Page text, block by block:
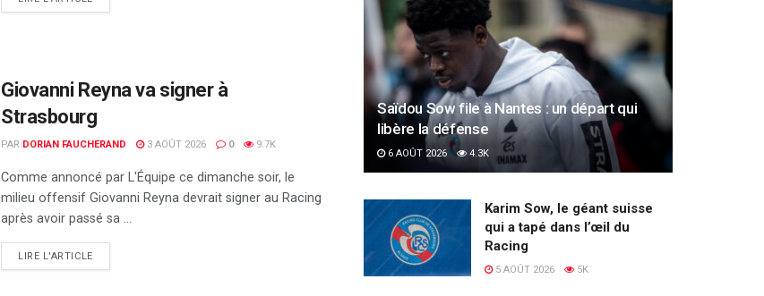
Giovanni Reyna va signer à
Strasbourg
PAR DORIAN FAUCHERAND 3 AOÛT 2026 0 9.7K
Comme annoncé par L'Équipe ce dimanche soir, le
milieu offensif Giovanni Reyna devrait signer au Racing
après avoir passé sa ...
LIRE L'ARTICLEDETAILS
Saïdou Sow file à Nantes : un départ qui
libère la défense
6 AOÛT 2026 4.3K
Karim Sow, le géant suisse
qui a tapé dans l’œil du
Racing
5 AOÛT 2026 5K